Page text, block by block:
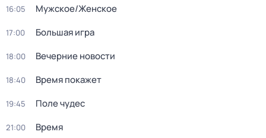
16:05 Мужское/Женское
17:00 Большая игра
18:00 Вечерние новости
18:40 Время покажет
19:45 Поле чудес
21:00 Время